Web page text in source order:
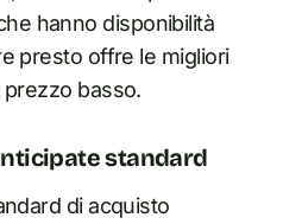
hanno disponibilità
presto offre le migliori
basso.
standard
di acquisto